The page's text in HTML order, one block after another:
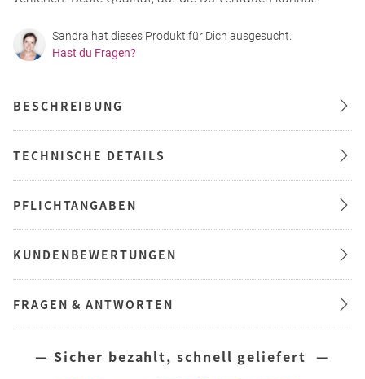
Sandra hat dieses Produkt für Dich ausgesucht.
Hast du Fragen?
BESCHREIBUNG
TECHNISCHE DETAILS
PFLICHTANGABEN
KUNDENBEWERTUNGEN
FRAGEN & ANTWORTEN
— Sicher bezahlt, schnell geliefert —